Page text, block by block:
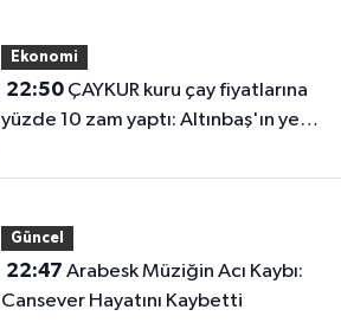
Ekonomi
22:50ÇAYKUR kuru çay fiyatlarına
yüzde 10 zam yaptı: Altınbaş'ın yeni
Güncel
22:47
Cansever Hayatını Kaybetti